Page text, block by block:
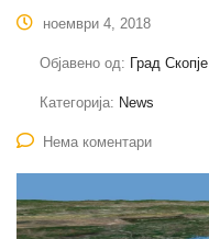
ноември 4, 2018
Објавено од: Град Скопје
Категорија: News
Нема коментари